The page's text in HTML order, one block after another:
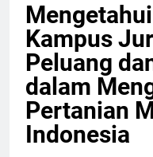
Kampus
Peluang
dalam
Pertanian
Indonesia